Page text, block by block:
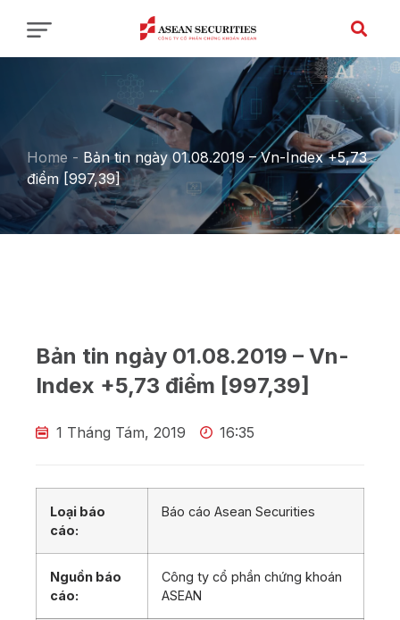
Home - Bản tin ngày 01.08.2019 – Vn-Index +5,73
điểm [997,39]
Bản tin ngày 01.08.2019 – Vn-
Index +5,73 điểm [997,39]
1 Tháng Tám, 2019 16:35
Loại báo
cáo:
Báo cáo Asean Securities
Nguồn báo
cáo:
Công ty cổ phần chứng khoán
ASEAN